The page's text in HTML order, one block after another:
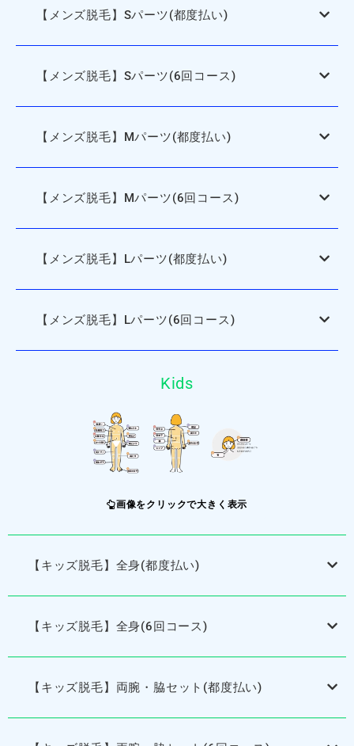
【メンズ脱毛】Sパーツ(都度払い)
【メンズ脱毛】Sパーツ(6回コース)
【メンズ脱毛】Mパーツ(都度払い)
【メンズ脱毛】Mパーツ(6回コース)
【メンズ脱毛】Lパーツ(都度払い)
【メンズ脱毛】Lパーツ(6回コース)
Kids
画像をクリックで大きく表示
【キッズ脱毛】全身(都度払い)
【キッズ脱毛】全身(6回コース)
【キッズ脱毛】両腕・脇セット(都度払い)